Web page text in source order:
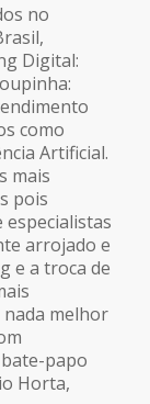
no
Digital:
como
Artificial.
mais
pois
arrojado e
e a troca de
melhor
papo
Horta,